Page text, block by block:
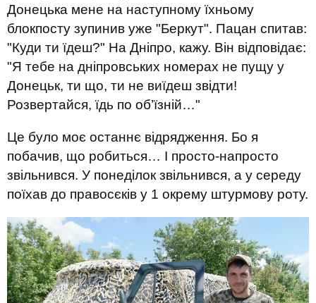
Донецька мене на наступному їхньому
блокпосту зупинив уже "Беркут". Пацан спитав:
"Куди ти їдеш?" На Дніпро, кажу. Він відповідає:
"Я тебе на дніпровських номерах не пущу у
Донецьк, ти що, ти не виїдеш звідти!
Розвертайся, їдь по об’їзній…"
Це було моє останнє відрядження. Бо я
побачив, що робиться… І просто-напросто
звільнився. У понеділок звільнився, а у середу
поїхав до правосєків у 1 окрему штурмову роту.